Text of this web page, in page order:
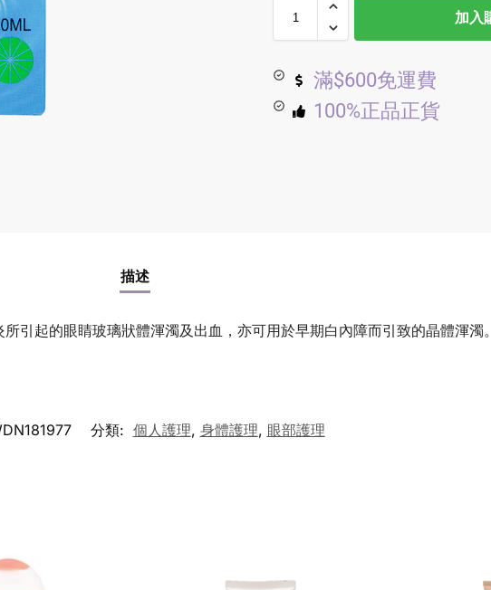
加入
滿$600免運費
100%正品正貨
描述
引起的眼睛玻璃狀體渾濁及出血，亦可用於早期白內障而引致的晶體渾濁。
分類: 個人護理, 身體護理, 眼部護理